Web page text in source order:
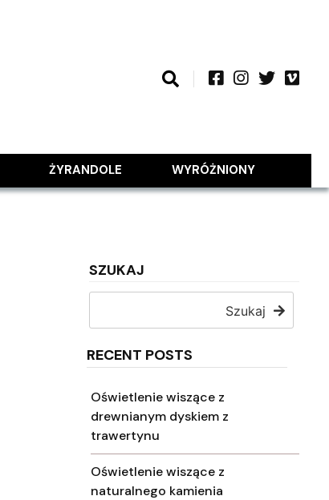
ŻYRANDOLE WYRÓŻNIONY
SZUKAJ
Szukaj
RECENT POSTS
Oświetlenie wiszące z
drewnianym dyskiem z
trawertynu
Oświetlenie wiszące z
naturalnego kamienia